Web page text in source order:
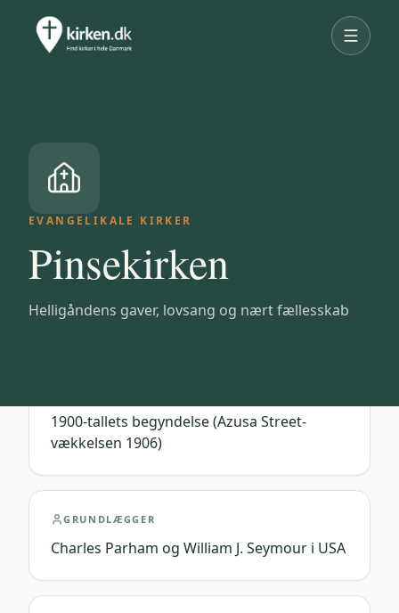
EVANGELIKALE KIRKER
Pinsekirken
Helligåndens gaver, lovsang og nært fællesskab
1900-tallets begyndelse (Azusa Street-
vækkelsen 1906)
GRUNDLÆGGER
Charles Parham og William J. Seymour i USA